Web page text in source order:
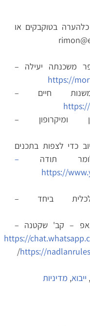
בטוקבקים או
משכנתה יעילה –
https://
חיים –
ומיקרופון –
כדי לצפות בתכנים
תודה –
https://
ביחד –
– קב' שקטנה –
https://
/
, ייבוא, מדיניות